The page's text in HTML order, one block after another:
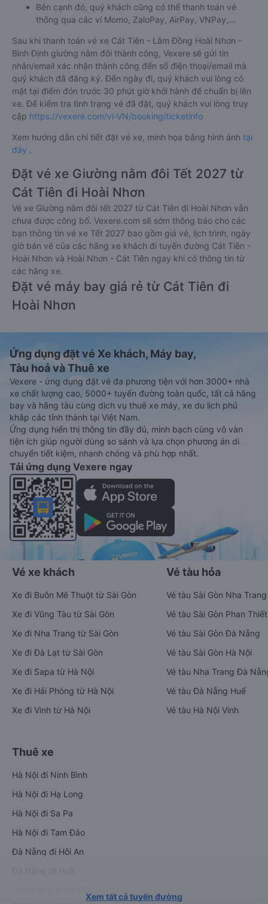
Bên cạnh đó, quý khách cũng có thể thanh toán vé
thông qua các ví Momo, ZaloPay, AirPay, VNPay,…
Sau khi thanh toán vé xe Cát Tiên - Lâm Đồng Hoài Nhơn -
Bình Định giường nằm đôi thành công, Vexere sẽ gửi tin
nhắn/email xác nhận thành công đến số điện thoại/email mà
quý khách đã đăng ký. Đến ngày đi, quý khách vui lòng có
mặt tại điểm đón trước 30 phút giờ khởi hành để chuẩn bị lên
xe. Để kiểm tra tình trạng vé đã đặt, quý khách vui lòng truy
cập https://vexere.com/vi-VN/booking/ticketinfo
Xem hướng dẫn chi tiết đặt vé xe, minh họa bằng hình ảnh tại
đây .
Đặt vé xe Giường nằm đôi Tết 2027 từ
Cát Tiên đi Hoài Nhơn
Vé xe Giường nằm đôi tết 2027 từ Cát Tiên đi Hoài Nhơn vẫn
chưa được công bố. Vexere.com sẽ sớm thông báo cho các
bạn thông tin vé xe Tết 2027 bao gồm giá vé, lịch trình, ngày
giờ bán vé của các hãng xe khách đi tuyến đường Cát Tiên -
Hoài Nhơn và Hoài Nhơn - Cát Tiên ngay khi có thông tin từ
các hãng xe.
Đặt vé máy bay giá rẻ từ Cát Tiên đi
Hoài Nhơn
Ứng dụng đặt vé Xe khách, Máy bay,
Tàu hoả và Thuê xe
Vexere - ứng dụng đặt vé đa phương tiện với hơn 3000+ nhà
xe chất lượng cao, 5000+ tuyến đường toàn quốc, tất cả hãng
bay và hãng tàu cùng dịch vụ thuê xe máy, xe du lịch phủ
khắp các tỉnh thành tại Việt Nam.
Ứng dụng hiển thị thông tin đầy đủ, minh bạch cùng vô vàn
tiện ích giúp người dùng so sánh và lựa chọn phương án di
chuyển tiết kiệm, nhanh chóng và phù hợp nhất.
Tải ứng dụng Vexere ngay
Vé xe khách
Xe đi Buôn Mê Thuột từ Sài Gòn
Xe đi Vũng Tàu từ Sài Gòn
Xe đi Nha Trang từ Sài Gòn
Xe đi Đà Lạt từ Sài Gòn
Xe đi Sapa từ Hà Nội
Xe đi Hải Phòng từ Hà Nội
Xe đi Vinh từ Hà Nội
Vé tàu hỏa
Vé tàu Sài Gòn Nha Trang
Vé tàu Sài Gòn Phan Thiết
Vé tàu Sài Gòn Đà Nẵng
Vé tàu Sài Gòn Hà Nội
Vé tàu Nha Trang Đà
Vé tàu Đà Nẵng Huế
Vé tàu Hà Nội Vinh
Thuê xe
Hà Nội đi Ninh Bình
Hà Nội đi Hạ Long
Hà Nội đi Sa Pa
Hà Nội đi Tam Đảo
Đà Nẵng đi Hội An
Xem tất cả tuyến đường